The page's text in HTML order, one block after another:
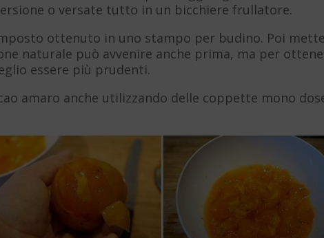
o versate tutto in un bicchiere frullatore.
ottenuto in uno stampo per budino. Poi
naturale può avvenire anche prima, ma per
essere più prudenti.
amaro anche utilizzando delle coppette mono